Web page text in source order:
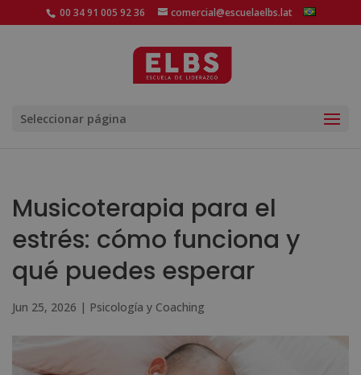
00 34 91 005 92 36 comercial@escuelaelbs.lat
Seleccionar página
Musicoterapia para el
estrés: cómo funciona y
qué puedes esperar
Jun 25, 2026 | Psicología y Coaching